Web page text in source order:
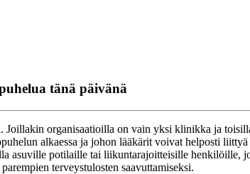
tänä päivänä
. Joillakin organisaatioilla on vain yksi klinikka ja
alkaessa ja johon lääkärit voivat helposti liittyä
asuville potilaille tai liikuntarajoitteisille henkilöille,
parempien terveystulosten saavuttamiseksi.